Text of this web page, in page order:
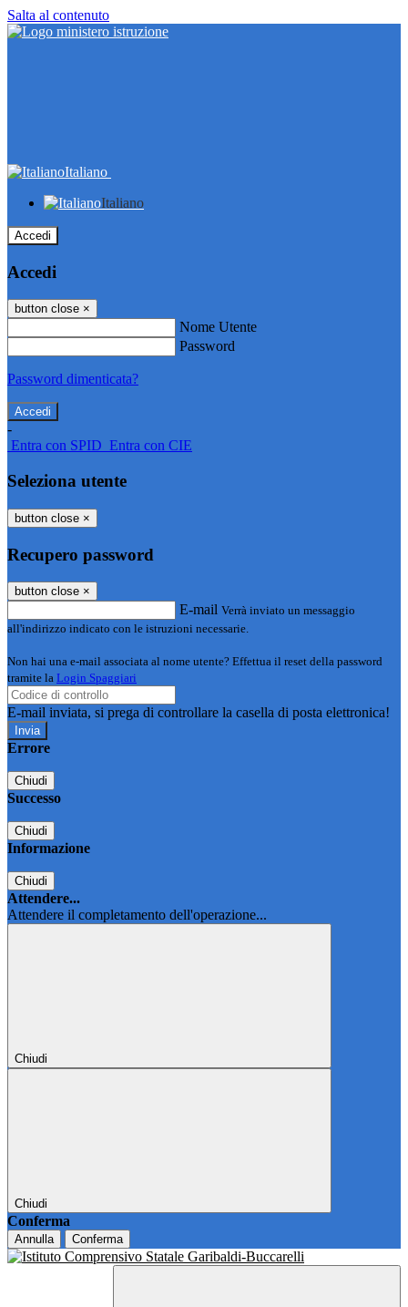
Salta al contenuto
Italiano
Italiano
Accedi
Accedi
button close ×
Nome Utente
Password
Password dimenticata?
-
Entra con SPID Entra con CIE
Seleziona utente
button close ×
Recupero password
button close ×
E-mail Verrà inviato un messaggio
all'indirizzo indicato con le istruzioni necessarie.
Non hai una e-mail associata al nome utente? Effettua il reset della password
tramite la Login Spaggiari
E-mail inviata, si prega di controllare la casella di posta elettronica!
Errore
Chiudi
Successo
Chiudi
Informazione
Chiudi
Attendere...
Attendere il completamento dell'operazione...
Chiudi
Chiudi
Conferma
Annulla Conferma